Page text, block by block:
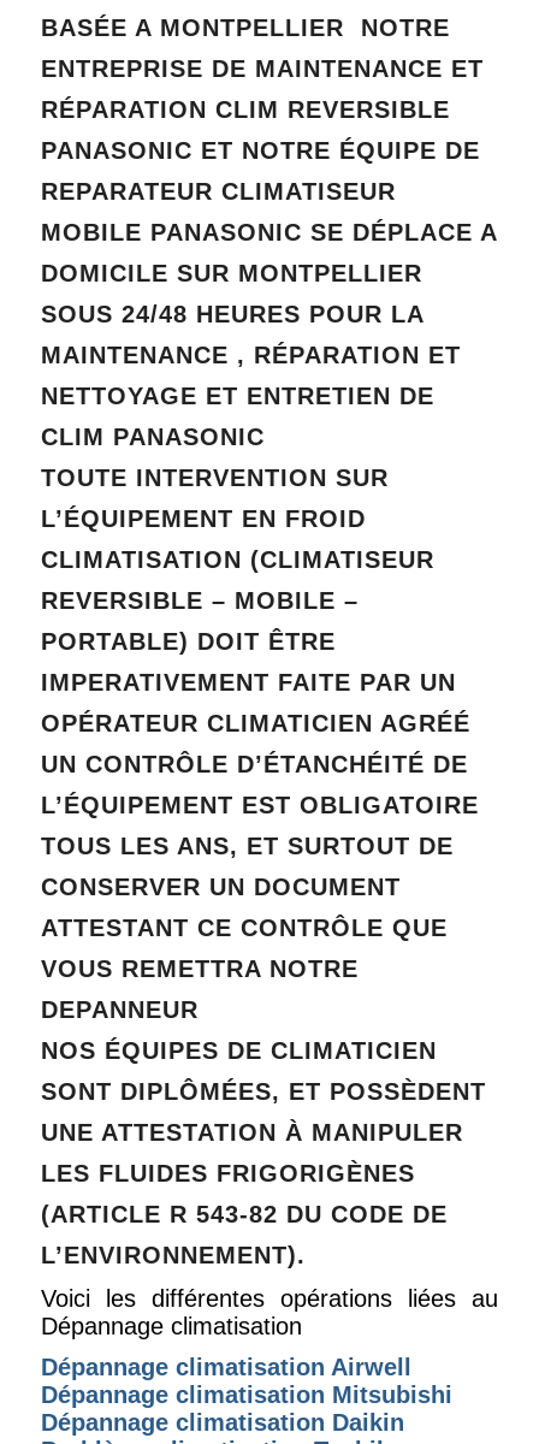
BASÉE A MONTPELLIER NOTRE
ENTREPRISE DE MAINTENANCE ET
RÉPARATION CLIM REVERSIBLE
PANASONIC ET NOTRE ÉQUIPE DE
REPARATEUR CLIMATISEUR
MOBILE PANASONIC SE DÉPLACE A
DOMICILE SUR MONTPELLIER
SOUS 24/48 HEURES POUR LA
MAINTENANCE , RÉPARATION ET
NETTOYAGE ET ENTRETIEN DE
CLIM PANASONIC
TOUTE INTERVENTION SUR
L’ÉQUIPEMENT EN FROID
CLIMATISATION (CLIMATISEUR
REVERSIBLE – MOBILE –
PORTABLE) DOIT ÊTRE
IMPERATIVEMENT FAITE PAR UN
OPÉRATEUR CLIMATICIEN AGRÉÉ
UN CONTRÔLE D’ÉTANCHÉITÉ DE
L’ÉQUIPEMENT EST OBLIGATOIRE
TOUS LES ANS, ET SURTOUT DE
CONSERVER UN DOCUMENT
ATTESTANT CE CONTRÔLE QUE
VOUS REMETTRA NOTRE
DEPANNEUR
NOS ÉQUIPES DE CLIMATICIEN
SONT DIPLÔMÉES, ET POSSÈDENT
UNE ATTESTATION À MANIPULER
LES FLUIDES FRIGORIGÈNES
(ARTICLE R 543-82 DU CODE DE
L’ENVIRONNEMENT).
Voici les différentes opérations liées au
Dépannage climatisation
Dépannage climatisation Airwell
Dépannage climatisation Mitsubishi
Dépannage climatisation Daikin